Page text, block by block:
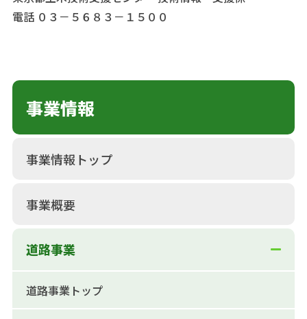
電話 ０３－５６８３－１５００
事業情報
事業情報トップ
事業概要
道路事業
道路事業トップ